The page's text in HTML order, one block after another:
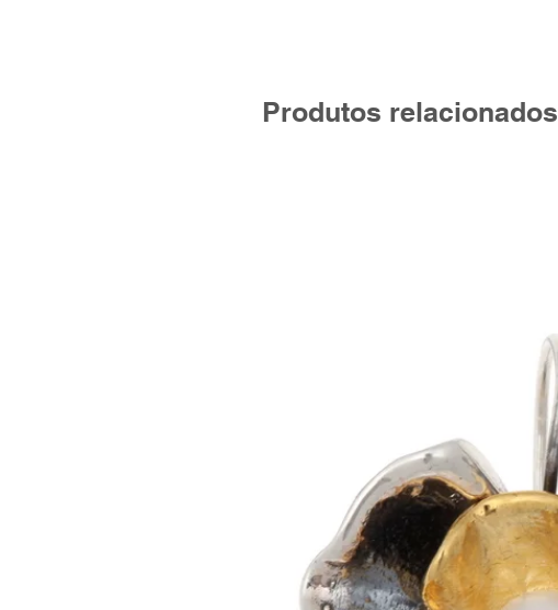
Produtos relacionados